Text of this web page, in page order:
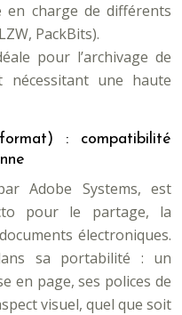
en charge de différents
PackBits).
pour l’archivage de
nécessitant une haute
: compatibilité
Adobe Systems, est
pour le partage, la
électroniques.
sa portabilité : un
en page, ses polices de
visuel, quel que soit